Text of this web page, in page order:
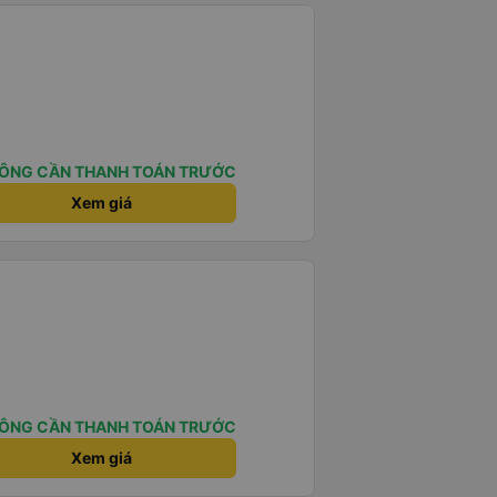
CẦN THANH TOÁN TRƯỚC
Xem giá
CẦN THANH TOÁN TRƯỚC
Xem giá